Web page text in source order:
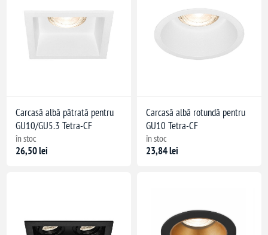
Carcasă albă pătrată pentru
GU10/GU5.3 Tetra-CF
în stoc
26,50 lei
Carcasă albă rotundă pentru
GU10 Tetra-CF
în stoc
23,84 lei